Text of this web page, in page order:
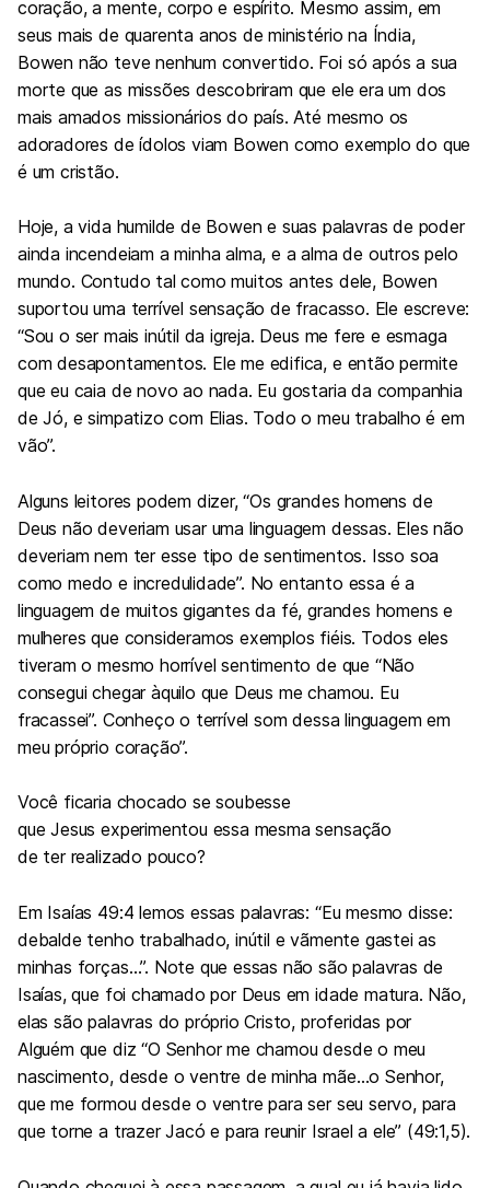
coração, a mente, corpo e espírito. Mesmo assim, em
seus mais de quarenta anos de ministério na Índia,
Bowen não teve nenhum convertido. Foi só após a sua
morte que as missões descobriram que ele era um dos
mais amados missionários do país. Até mesmo os
adoradores de ídolos viam Bowen como exemplo do que
é um cristão.
Hoje, a vida humilde de Bowen e suas palavras de poder
ainda incendeiam a minha alma, e a alma de outros pelo
mundo. Contudo tal como muitos antes dele, Bowen
suportou uma terrível sensação de fracasso. Ele escreve:
“Sou o ser mais inútil da igreja. Deus me fere e esmaga
com desapontamentos. Ele me edifica, e então permite
que eu caia de novo ao nada. Eu gostaria da companhia
de Jó, e simpatizo com Elias. Todo o meu trabalho é em
vão”.
Alguns leitores podem dizer, “Os grandes homens de
Deus não deveriam usar uma linguagem dessas. Eles não
deveriam nem ter esse tipo de sentimentos. Isso soa
como medo e incredulidade”. No entanto essa é a
linguagem de muitos gigantes da fé, grandes homens e
mulheres que consideramos exemplos fiéis. Todos eles
tiveram o mesmo horrível sentimento de que “Não
consegui chegar àquilo que Deus me chamou. Eu
fracassei”. Conheço o terrível som dessa linguagem em
meu próprio coração”.
Você ficaria chocado se soubesse
que Jesus experimentou essa mesma sensação
de ter realizado pouco?
Em Isaías 49:4 lemos essas palavras: “Eu mesmo disse:
debalde tenho trabalhado, inútil e vãmente gastei as
minhas forças…”. Note que essas não são palavras de
Isaías, que foi chamado por Deus em idade matura. Não,
elas são palavras do próprio Cristo, proferidas por
Alguém que diz “O Senhor me chamou desde o meu
nascimento, desde o ventre de minha mãe…o Senhor,
que me formou desde o ventre para ser seu servo, para
que torne a trazer Jacó e para reunir Israel a ele” (49:1,5).